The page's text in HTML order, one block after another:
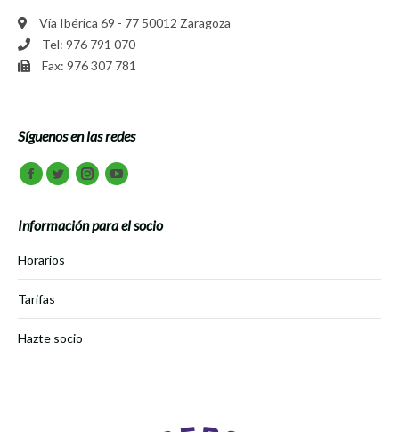
Vía Ibérica 69 - 77 50012 Zaragoza
Tel: 976 791 070
Fax: 976 307 781
Síguenos en las redes
Encuéntranos en:
Facebook
TwitterInstagramYoutube
Información para el socio
Horarios
Tarifas
Hazte socio